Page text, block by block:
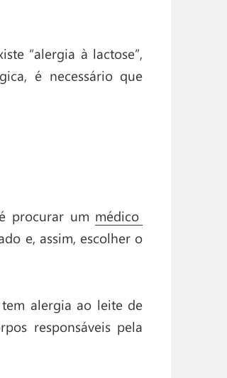
“alergia à lactose”,
é necessário que
procurar um médico
e, assim, escolher o
alergia ao leite de
responsáveis pela